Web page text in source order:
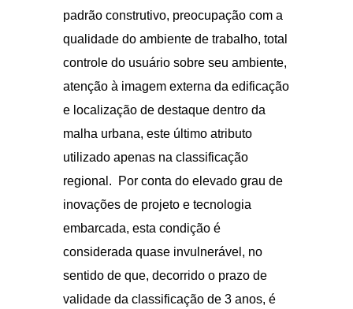
padrão construtivo, preocupação com a
qualidade do ambiente de trabalho, total
controle do usuário sobre seu ambiente,
atenção à imagem externa da edificação
e localização de destaque dentro da
malha urbana, este último atributo
utilizado apenas na classificação
regional. Por conta do elevado grau de
inovações de projeto e tecnologia
embarcada, esta condição é
considerada quase invulnerável, no
sentido de que, decorrido o prazo de
validade da classificação de 3 anos, é